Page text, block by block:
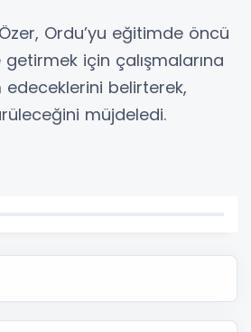
Ordu’yu eğitimde öncü
için çalışmalarına
edeceklerini belirterek,
müjdeledi.